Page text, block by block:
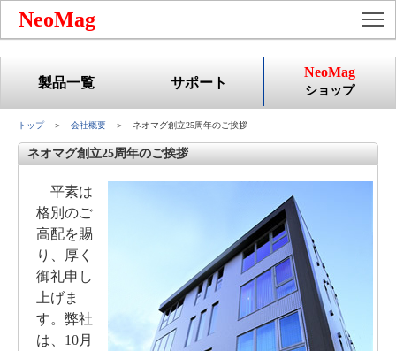
NeoMag
製品一覧 サポート
NeoMag
ショップ
トップ＞ 会社概要 ＞ ネオマグ創立25周年のご挨拶
ネオマグ創立25周年のご挨拶
平素は
格別のご
高配を賜
り、厚く
御礼申し
上げま
す。弊社
は、10月